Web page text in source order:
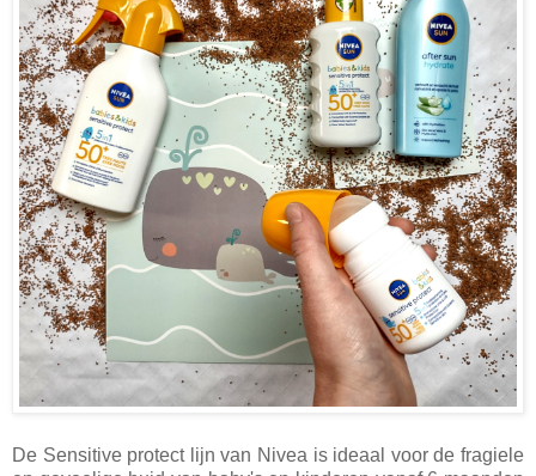
De Sensitive protect lijn van Nivea is ideaal voor de fragiele